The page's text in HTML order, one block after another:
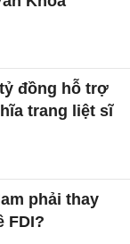
đồng hỗ trợ
trang liệt sĩ
phải thay
FDI?